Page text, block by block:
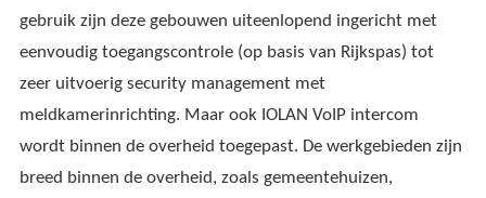
gebruik zijn deze gebouwen uiteenlopend ingericht met
eenvoudig toegangscontrole (op basis van Rijkspas) tot
zeer uitvoerig security management met
meldkamerinrichting. Maar ook IOLAN VoIP intercom
wordt binnen de overheid toegepast. De werkgebieden zijn
breed binnen de overheid, zoals gemeentehuizen,